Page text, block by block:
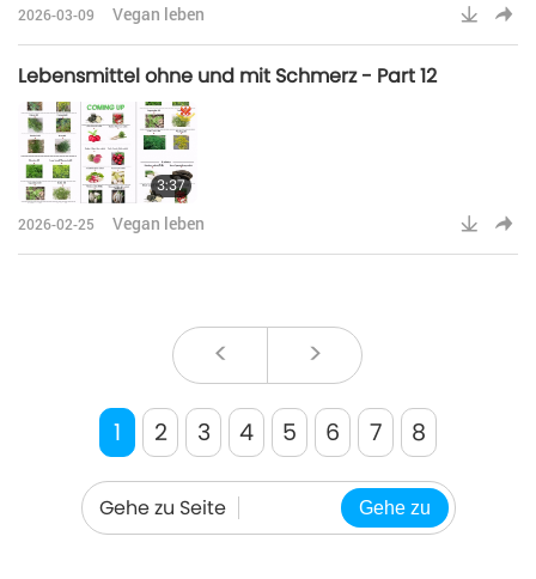
2026-03-09 Vegan leben
Lebensmittel ohne und mit Schmerz - Part 12
3:37
2026-02-25 Vegan leben
< >
1 2 3 4 5 6 7 8
Gehe zu Seite Gehe zu